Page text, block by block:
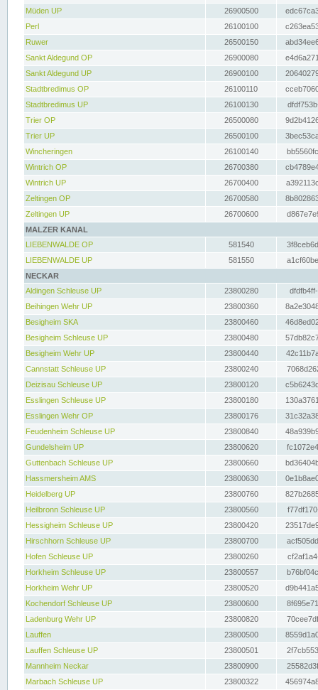
Müden UP
26900500
Perl
26100100
Ruwer
26500150
Sankt Aldegund OP
26900080
Sankt Aldegund UP
26900100
Stadtbredimus OP
26100110
Stadtbredimus UP
26100130
Trier OP
26500080
Trier UP
26500100
Wincheringen
26100140
Wintrich OP
26700380
Wintrich UP
26700400
Zeltingen OP
26700580
Zeltingen UP
26700600
MALZER KANAL
LIEBENWALDE OP
581540
LIEBENWALDE UP
581550
NECKAR
Aldingen Schleuse UP
23800280
Beihingen Wehr UP
23800360
Besigheim SKA
23800460
Besigheim Schleuse UP
23800480
Besigheim Wehr UP
23800440
Cannstatt Schleuse UP
23800240
Deizisau Schleuse UP
23800120
Esslingen Schleuse UP
23800180
Esslingen Wehr OP
23800176
Feudenheim Schleuse UP
23800840
Gundelsheim UP
23800620
Guttenbach Schleuse UP
23800660
Hassmersheim AMS
23800630
Heidelberg UP
23800760
Heilbronn Schleuse UP
23800560
Hessigheim Schleuse UP
23800420
Hirschhorn Schleuse UP
23800700
Hofen Schleuse UP
23800260
Horkheim Schleuse UP
23800557
Horkheim Wehr UP
23800520
Kochendorf Schleuse UP
23800600
Ladenburg Wehr UP
23800820
Lauffen
23800500
Lauffen Schleuse UP
23800501
Mannheim Neckar
23800900
Marbach Schleuse UP
23800322